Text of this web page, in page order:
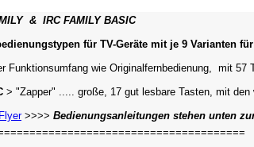
& IRC FAMILY BASIC
für TV-Geräte mit je 9 Varianten
Funktionsumfang wie Originalfernbedienung, mit 57
> "Zapper" ..... große, 17 gut lesbare Tasten, mit den
>>>> Bedienungsanleitungen stehen unten